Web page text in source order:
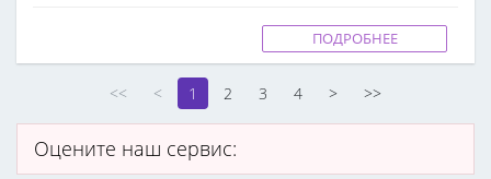
ПОДРОБНЕЕ
<< < 1 2 3 4 > >>
Оцените наш сервис: